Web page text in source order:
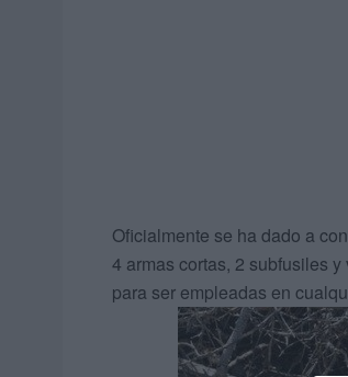
Oficialmente se ha dado a
4 armas cortas, 2 subfusiles
para ser empleadas en